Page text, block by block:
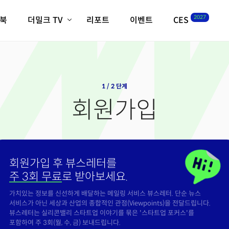
더밀크 TV
크리스의 뉴욕 시그널
밸리토크
리포트 이벤트 CES 2027
1 / 2 단계
회원가입
회원가입 후 뷰스레터를
주 3회 무료로 받아보세요.
가치있는 정보를 신선하게 배달하는 메일링 서비스 뷰스레터. 단순 뉴스
서비스가 아닌 세상과 산업의 종합적인 관점(Viewpoints)을 전달드립니다.
뷰스레터는 실리콘밸리 스타트업 이야기를 묶은 '스타트업 포커스'를
포함하여 주 3회(월, 수, 금) 보내드립니다.